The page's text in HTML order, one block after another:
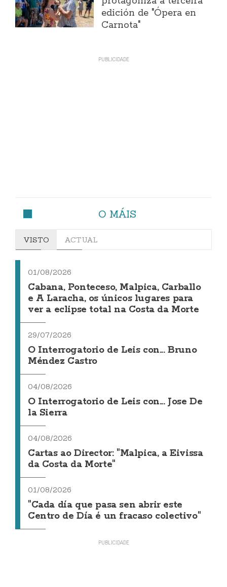
edición de "Ópera en
Carnota"
O MÁIS
VISTO ACTUAL
01/08/2026
Cabana, Ponteceso, Malpica, Carballo
e A Laracha, os únicos lugares para
ver a eclipse total na Costa da Morte
29/07/2026
O Interrogatorio de Leis con... Bruno
Méndez Castro
04/08/2026
O Interrogatorio de Leis con... Jose De
la Sierra
04/08/2026
Cartas ao Director: "Malpica, a Eivissa
da Costa da Morte"
01/08/2026
"Cada día que pasa sen abrir este
Centro de Día é un fracaso colectivo"